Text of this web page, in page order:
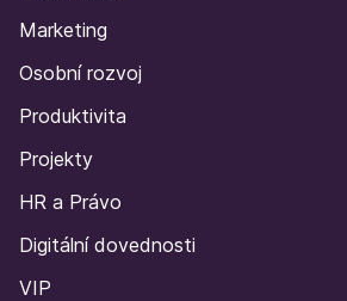
Marketing
Osobní rozvoj
Produktivita
Projekty
HR a Právo
Digitální dovednosti
VIP